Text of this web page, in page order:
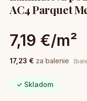
AC4 Parquet
7,19 €/m²
17,23 € za balenie
✓ Skladom